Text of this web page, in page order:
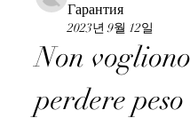
Гарантия
2023년 9월 12일
Non vogliono
perdere